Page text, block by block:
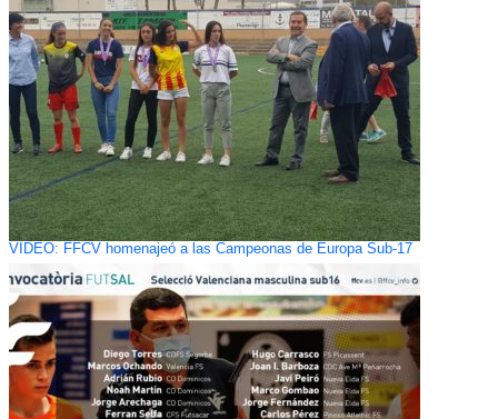
VIDEO: FFCV homenajeó a las Campeonas de Europa Sub-17